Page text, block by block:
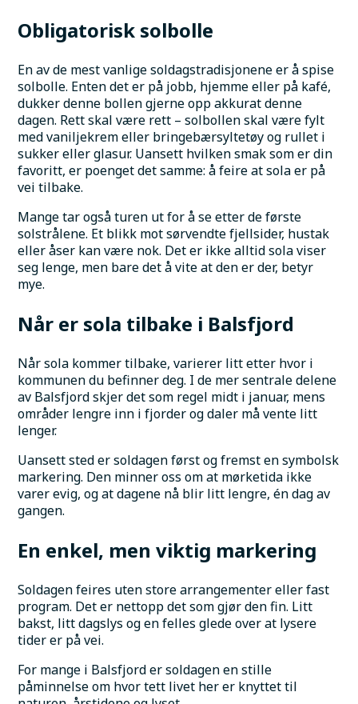
Obligatorisk solbolle
En av de mest vanlige soldagstradisjonene er å spise
solbolle. Enten det er på jobb, hjemme eller på kafé,
dukker denne bollen gjerne opp akkurat denne
dagen. Rett skal være rett – solbollen skal være fylt
med vaniljekrem eller bringebærsyltetøy og rullet i
sukker eller glasur. Uansett hvilken smak som er din
favoritt, er poenget det samme: å feire at sola er på
vei tilbake.
Mange tar også turen ut for å se etter de første
solstrålene. Et blikk mot sørvendte fjellsider, hustak
eller åser kan være nok. Det er ikke alltid sola viser
seg lenge, men bare det å vite at den er der, betyr
mye.
Når er sola tilbake i Balsfjord
Når sola kommer tilbake, varierer litt etter hvor i
kommunen du befinner deg. I de mer sentrale delene
av Balsfjord skjer det som regel midt i januar, mens
områder lengre inn i fjorder og daler må vente litt
lenger.
Uansett sted er soldagen først og fremst en symbolsk
markering. Den minner oss om at mørketida ikke
varer evig, og at dagene nå blir litt lengre, én dag av
gangen.
En enkel, men viktig markering
Soldagen feires uten store arrangementer eller fast
program. Det er nettopp det som gjør den fin. Litt
bakst, litt dagslys og en felles glede over at lysere
tider er på vei.
For mange i Balsfjord er soldagen en stille
påminnelse om hvor tett livet her er knyttet til